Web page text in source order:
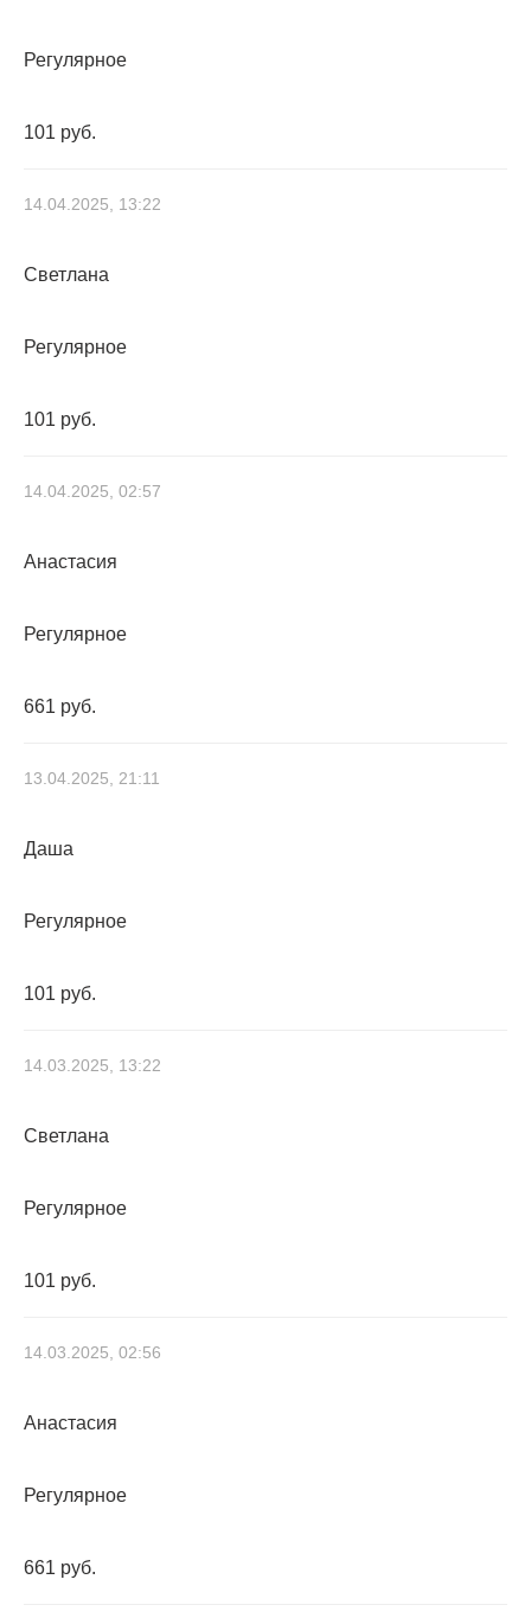
Регулярное
101 руб.
14.04.2025, 13:22
Светлана
Регулярное
101 руб.
14.04.2025, 02:57
Анастасия
Регулярное
661 руб.
13.04.2025, 21:11
Даша
Регулярное
101 руб.
14.03.2025, 13:22
Светлана
Регулярное
101 руб.
14.03.2025, 02:56
Анастасия
Регулярное
661 руб.